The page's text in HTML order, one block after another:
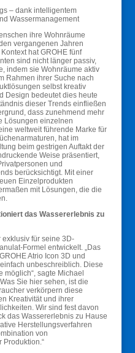
– dank intelligentem
Wassermanagement
ihre Wohnräume
vergangenen Jahren
hat GROHE fünf
sind nicht länger passiv,
indem sie Wohnräume aktiv
Rahmen ihrer Suche nach
selbst kreativ
Design bedeutet dies heute
dieser Trends einfließen
dass zunehmend mehr
Lösungen einzelnen
weltweit führende Marke für
hat im
beim gestrigen Auftakt der
Weise präsentiert,
und
berücksichtigt. Mit einer
Einzelprodukten
mit Lösungen, die die
das Wassererlebnis zu
exklusiv für seine 3D-
Formel entwickelt. „Das
Atrio Icon 3D und
unbeschreiblich. Diese
sagte Michael
Sie hier sehen, ist die
verkörpern diese
Kreativität und ihrer
Wir sind fest davon
das Wassererlebnis zu Hause
Herstellungsverfahren
von
Produktion.“